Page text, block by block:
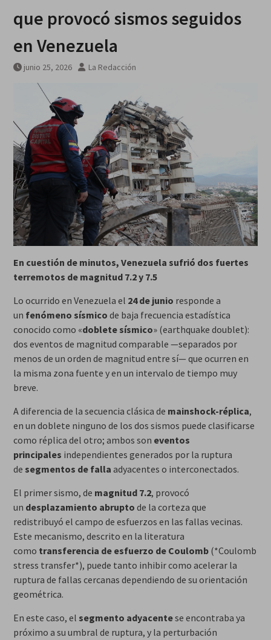
que provocó sismos seguidos
en Venezuela
junio 25, 2026 La Redacción
En cuestión de minutos, Venezuela sufrió dos fuertes
terremotos de magnitud 7.2 y 7.5
Lo ocurrido en Venezuela el 24 de junio responde a
un fenómeno sísmico de baja frecuencia estadística
conocido como «doblete sísmico» (earthquake doublet):
dos eventos de magnitud comparable —separados por
menos de un orden de magnitud entre sí— que ocurren en
la misma zona fuente y en un intervalo de tiempo muy
breve.
A diferencia de la secuencia clásica de mainshock-réplica,
en un doblete ninguno de los dos sismos puede clasificarse
como réplica del otro; ambos son eventos
principales independientes generados por la ruptura
de segmentos de falla adyacentes o interconectados.
El primer sismo, de magnitud 7.2, provocó
un desplazamiento abrupto de la corteza que
redistribuyó el campo de esfuerzos en las fallas vecinas.
Este mecanismo, descrito en la literatura
como transferencia de esfuerzo de Coulomb(*Coulomb
stress transfer*), puede tanto inhibir como acelerar la
ruptura de fallas cercanas dependiendo de su orientación
geométrica.
En este caso, el segmento adyacentese encontraba ya
próximo a su umbral de ruptura, y la perturbación